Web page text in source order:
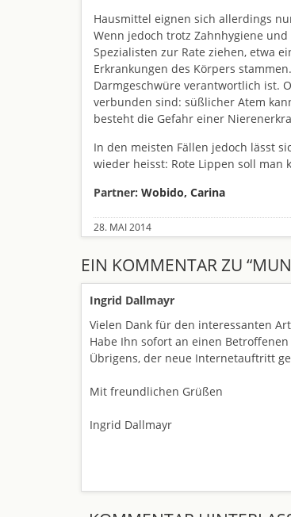
Hausmittel eignen sich allerdings
Wenn jedoch trotz Zahnhygiene
Spezialisten zur Rate ziehen, etwa
Erkrankungen des Körpers
Darmgeschwüre verantwortlich ist.
verbunden sind: süßlicher Atem
besteht die Gefahr einer
In den meisten Fällen jedoch lässt
wieder heisst: Rote Lippen soll man
Partner: Wobido, Carina
28. MAI 2014
EIN KOMMENTAR ZU
Ingrid Dallmayr
Vielen Dank für den interessanten
Habe Ihn sofort an einen
Übrigens, der neue Internetauftritt
Mit freundlichen Grüßen
Ingrid Dallmayr